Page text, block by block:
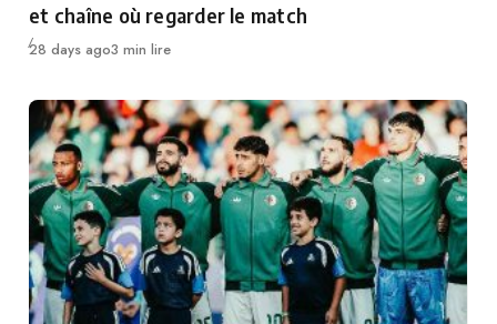
et chaîne où regarder le match
Publié
28 days ago3 min lire